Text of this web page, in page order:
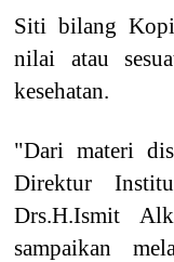
Siti bilang
nilai atau
kesehatan.
"Dari materi
Direktur
Drs.H.Ismit
sampaikan